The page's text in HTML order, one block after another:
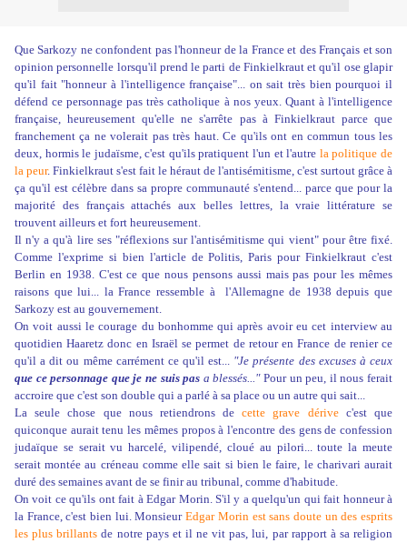
Que Sarkozy ne confondent pas l'honneur de la France et des Français et son
opinion personnelle lorsqu'il prend le parti de Finkielkraut et qu'il ose glapir
qu'il fait "honneur à l'intelligence française"... on sait très bien pourquoi il
défend ce personnage pas très catholique à nos yeux. Quant à l'intelligence
française, heureusement qu'elle ne s'arrête pas à Finkielkraut parce que
franchement ça ne volerait pas très haut. Ce qu'ils ont en commun tous les
deux, hormis le judaïsme, c'est qu'ils pratiquent l'un et l'autre la politique de
la peur. Finkielkraut s'est fait le héraut de l'antisémitisme, c'est surtout grâce à
ça qu'il est célèbre dans sa propre communauté s'entend... parce que pour la
majorité des français attachés aux belles lettres, la vraie littérature se
trouvent ailleurs et fort heureusement.
Il n'y a qu'à lire ses "réflexions sur l'antisémitisme qui vient" pour être fixé.
Comme l'exprime si bien l'article de Politis, Paris pour Finkielkraut c'est
Berlin en 1938. C'est ce que nous pensons aussi mais pas pour les mêmes
raisons que lui... la France ressemble à l'Allemagne de 1938 depuis que
Sarkozy est au gouvernement.
On voit aussi le courage du bonhomme qui après avoir eu cet interview au
quotidien Haaretz donc en Israël se permet de retour en France de renier ce
qu'il a dit ou même carrément ce qu'il est... "Je présente des excuses à ceux
que ce personnage que je ne suis pas a blessés..."Pour un peu, il nous ferait
accroire que c'est son double qui a parlé à sa place ou un autre qui sait...
La seule chose que nous retiendrons decette grave dérivec'est que
quiconque aurait tenu les mêmes propos à l'encontre des gens de confession
judaïque se serait vu harcelé, vilipendé, cloué au pilori... toute la meute
serait montée au créneau comme elle sait si bien le faire, le charivari aurait
duré des semaines avant de se finir au tribunal, comme d'habitude.
On voit ce qu'ils ont fait à Edgar Morin. S'il y a quelqu'un qui fait honneur à
la France, c'est bien lui. MonsieurEdgar Morin est sans doute un des esprits
les plus brillants de notre pays et il ne vit pas, lui, par rapport à sa religion